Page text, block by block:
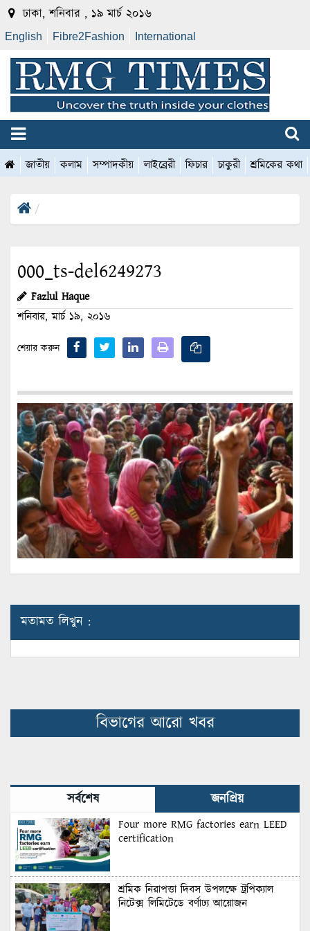
ঢাকা, শনিবার , ১৯ মার্চ ২০১৬
English Fibre2Fashion International
জাতীয় কলাম সম্পাদকীয় লাইব্রেরী ফিচার চাকুরী শ্রমিকের কথা
000_ts-del6249273
Fazlul Haque
শনিবার, মার্চ ১৯, ২০১৬
শেয়ার করুন
মতামত লিখুন :
বিভাগের আরো খবর
সর্বশেষ জনপ্রিয়
Four more RMG factories earn LEED
certification
শ্রমিক নিরাপত্তা দিবস উপলক্ষে ট্রপিক্যাল
নিটেক্স লিমিটেডে বর্ণাঢ্য আয়োজন